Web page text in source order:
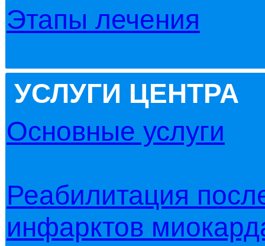
Этапы лечения
УСЛУГИ ЦЕНТРА
Основные услуги
Реабилитация
инфарктов